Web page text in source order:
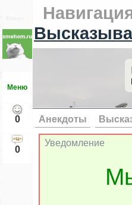
Меню
0
0
Анекдоты
Уведомление